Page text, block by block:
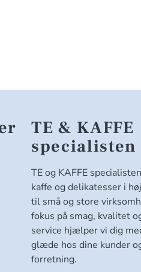
TE & KAFFE
specialisten
TE og KAFFE
kaffe og delikatesser i
til små og store
fokus på smag, kvalitet
service hjælper vi dig
glæde hos dine kunder
forretning.